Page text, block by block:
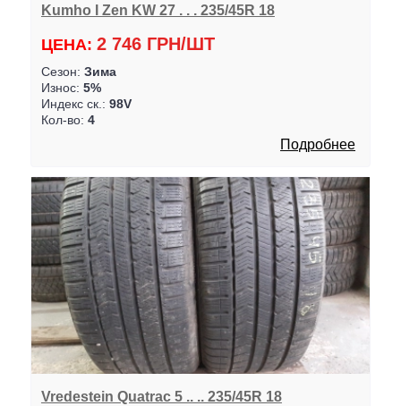
Kumho I Zen KW 27 . . . 235/45R 18
ЦЕНА: 2 746 ГРН/ШТ
Сезон: Зима
Износ: 5%
Индекс ск.: 98V
Кол-во: 4
Подробнее
Vredestein Quatrac 5 .. .. 235/45R 18